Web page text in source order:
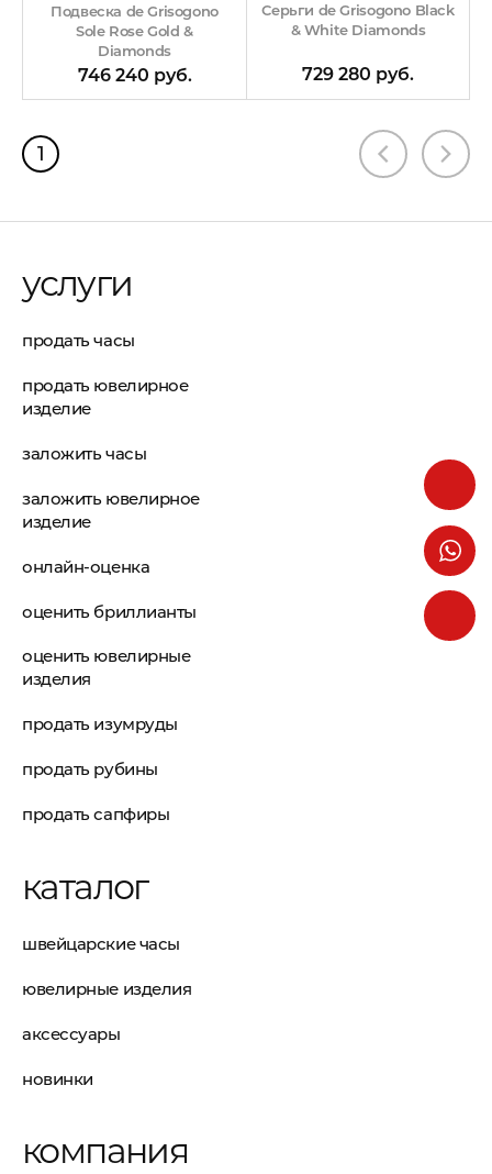
Подвеска de Grisogono
Sole Rose Gold &
Diamonds
746 240 руб.
Серьги de Grisogono Black
& White Diamonds
729 280 руб.
1
услуги
продать часы
продать ювелирное
изделие
заложить часы
заложить ювелирное
изделие
онлайн-оценка
оценить бриллианты
оценить ювелирные
изделия
продать изумруды
продать рубины
продать сапфиры
каталог
швейцарские часы
ювелирные изделия
аксессуары
новинки
компания